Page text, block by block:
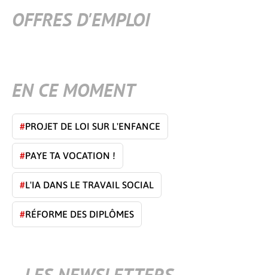
OFFRES D'EMPLOI
EN CE MOMENT
#PROJET DE LOI SUR L'ENFANCE
#PAYE TA VOCATION !
#L'IA DANS LE TRAVAIL SOCIAL
#RÉFORME DES DIPLÔMES